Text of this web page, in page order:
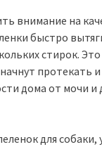
внимание на
быстро
стирок.
протекать
дома от мочи и
для собаки,